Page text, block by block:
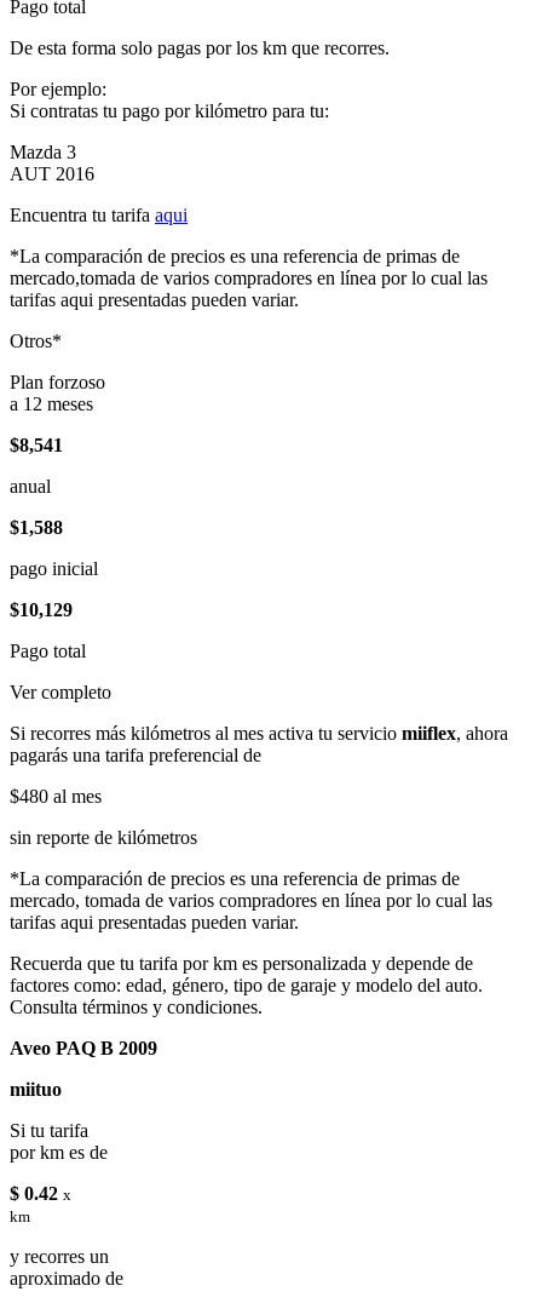
Pago total
De esta forma solo pagas por los km que recorres.
Por ejemplo:
Si contratas tu pago por kilómetro para tu:
Mazda 3
AUT 2016
Encuentra tu tarifa aqui
*La comparación de precios es una referencia de primas de
mercado,tomada de varios compradores en línea por lo cual las
tarifas aqui presentadas pueden variar.
Otros*
Plan forzoso
a 12 meses
$8,541
anual
$1,588
pago inicial
$10,129
Pago total
Ver completo
Si recorres más kilómetros al mes activa tu servicio miiflex, ahora
pagarás una tarifa preferencial de
$480 al mes
sin reporte de kilómetros
*La comparación de precios es una referencia de primas de
mercado, tomada de varios compradores en línea por lo cual las
tarifas aqui presentadas pueden variar.
Recuerda que tu tarifa por km es personalizada y depende de
factores como: edad, género, tipo de garaje y modelo del auto.
Consulta términos y condiciones.
Aveo PAQ B 2009
miituo
Si tu tarifa
por km es de
$ 0.42 x
km
y recorres un
aproximado de